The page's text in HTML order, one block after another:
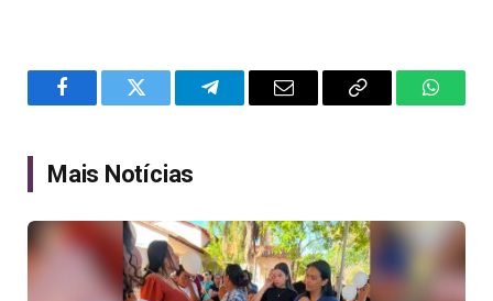
FacebookTwitter TelegramEmail
Copy
Mais Notícias